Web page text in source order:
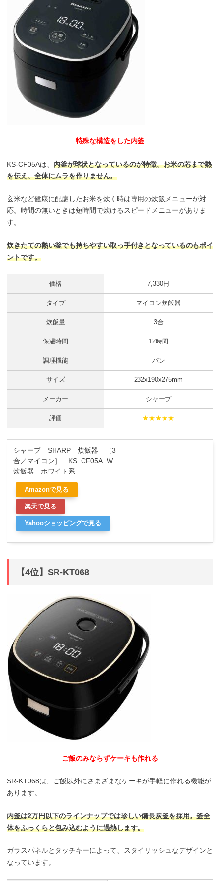
特殊な構造をした内釜
KS-CF05Aは、 内釜が球状となっているのが特徴。お米の芯まで熱
を伝え、全体にムラを作りません。
玄米など健康に配慮したお米を炊く時は専用の炊飯メニューが対
応。時間の無いときは短時間で炊けるスピードメニューがありま
す。
炊きたての熱い釜でも持ちやすい取っ手付きとなっているのもポイ
ントです。
価格 7,330円
タイプ マイコン炊飯器
炊飯量 3合
保温時間 12時間
調理機能 パン
サイズ 232x190x275mm
メーカー シャープ
評価 ★★★★★
シャープ SHARP 炊飯器 ［3
合／マイコン］ KS−CF05A−W
炊飯器 ホワイト系
Amazonで見る
楽天で見る
Yahooショッピングで見る
【4位】SR-KT068
ご飯のみならずケーキも作れる
SR-KT068は、ご飯以外にさまざまなケーキが手軽に作れる機能が
あります。
内釜は2万円以下のラインナップでは珍しい備長炭釜を採用。釜全
体をふっくらと包み込むように過熱します。
ガラスパネルとタッチキーによって、スタイリッシュなデザインと
なっています。